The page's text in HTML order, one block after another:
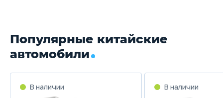
Популярные китайские
автомобили